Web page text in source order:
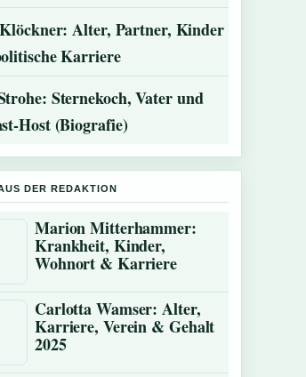
Alter, Partner, Kinder
Karriere
Sternekoch, Vater und
Host (Biografie)
DER REDAKTION
Marion Mitterhammer:
Krankheit, Kinder,
Wohnort & Karriere
Carlotta Wamser: Alter,
Karriere, Verein & Gehalt
2025